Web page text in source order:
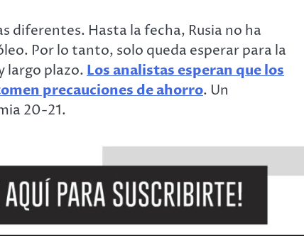
diferentes. Hasta la fecha, Rusia no ha
Por lo tanto, solo queda esperar para la
largo plazo. Los analistas esperan que los
precauciones de ahorro. Un
20-21.